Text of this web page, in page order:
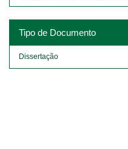
Tipo de Documento
Dissertação